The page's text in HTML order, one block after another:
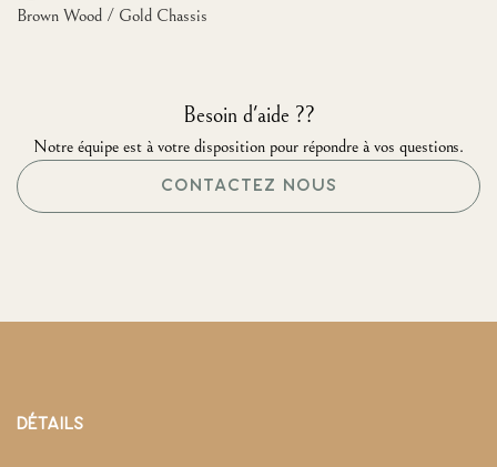
Brown Wood / Gold Chassis
Besoin d'aide ??
Notre équipe est à votre disposition pour répondre à vos questions.
CONTACTEZ NOUS
DÉTAILS